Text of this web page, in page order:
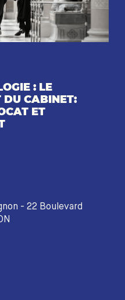
: LE
DU CABINET:
ET
- 22 Boulevard